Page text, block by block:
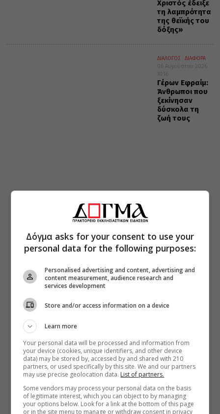
Χριστός έδειξε
τη λαμπρότητα
της θεϊκής του
δόξης»
ΔΙΑΛΟΓΟΣ
ΔΙΑΦΟΡΑ
06 Αυγούστου 2026
10:16
Γέρων Εφραίμ:
Άνθρωποι που
ξεκίνησαν
δύσκολα τη
ζωή τους
Δόγμα asks for your consent to use your
personal data for the following purposes:
Personalised advertising and content, advertising and
content measurement, audience research and
services development
Store and/or access information on a device
Learn more
Your personal data will be processed and information from
your device (cookies, unique identifiers, and other device
data) may be stored by, accessed by and shared with 210
partners, or used specifically by this site. We and our partners
may use precise geolocation data. List of partners.
Some vendors may process your personal data on the basis
of legitimate interest, which you can object to by managing
your options below. Look for a link at the bottom of this page
or in the site menu to manage or withdraw consent in privacy